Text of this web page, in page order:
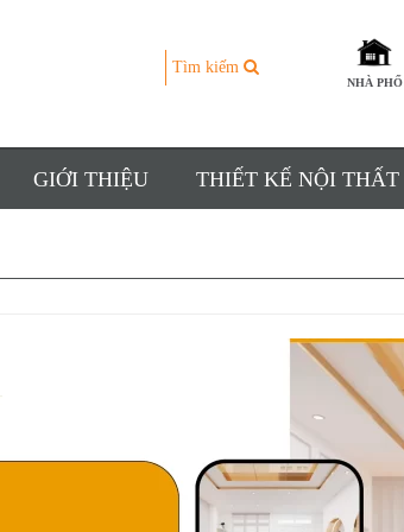
Tìm kiếm
NHÀ PHỐ
GIỚI THIỆU THIẾT KẾ NỘI THẤT